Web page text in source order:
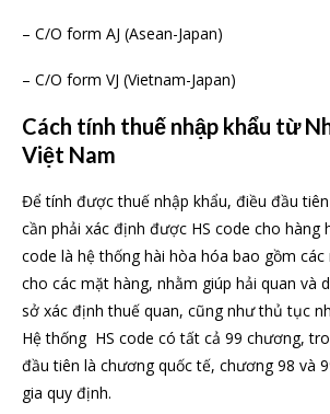
– C/O form AJ (Asean-Japan)
– C/O form VJ (Vietnam-Japan)
Cách tính thuế nhập khẩu từ
Việt Nam
Để tính được thuế nhập khẩu, điều đầu
cần phải xác định được HS code cho hàng
code là hệ thống hài hòa hóa bao gồm
cho các mặt hàng, nhằm giúp hải quan và
sở xác định thuế quan, cũng như thủ tục
Hệ thống HS code có tất cả 99 chương,
đầu tiên là chương quốc tế, chương 98 và
gia quy định.